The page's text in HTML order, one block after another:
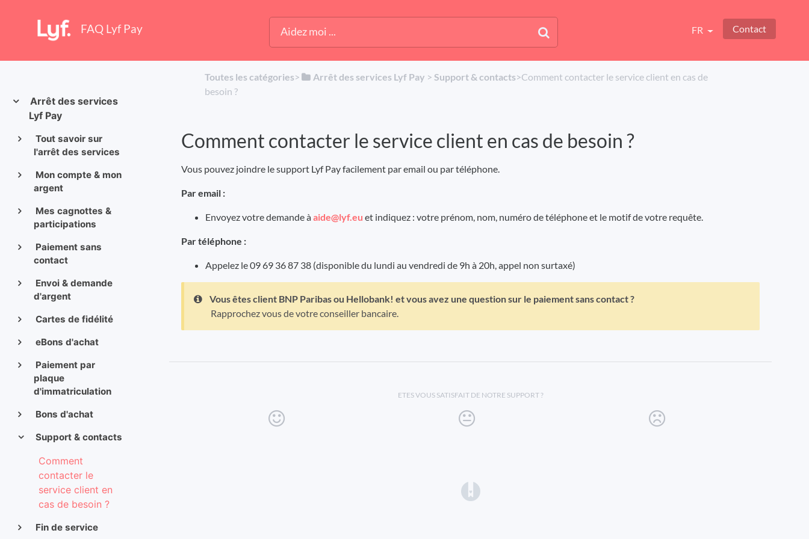
FAQ Lyf Pay FR Contact
Arrêt des services
Lyf Pay
Tout savoir sur
l'arrêt des services
Mon compte & mon
argent
Mes cagnottes &
participations
Paiement sans
contact
Envoi & demande
d'argent
Cartes de fidélité
eBons d'achat
Paiement par
plaque
d'immatriculation
Bons d'achat
Support & contacts
Comment
contacter le
service client en
cas de besoin ?
Fin de service
Toutes les catégories​>​ ​Arrêt des services Lyf Pay ​ > ​​Support & contacts​>​ Comment contacter le service client en cas de
besoin ?
Comment contacter le service client en cas de besoin ?
Vous pouvez joindre le support Lyf Pay facilement par email ou par téléphone.
Par email :
Envoyez votre demande àaide@lyf.eu et indiquez : votre prénom, nom, numéro de téléphone et le motif de votre requête.
Par téléphone :
Appelez le 09 69 36 87 38 (disponible du lundi au vendredi de 9h à 20h, appel non surtaxé)
Vous êtes client BNP Paribas ou Hellobank! et vous avez une question sur le paiement sans contact ?
Rapprochez vous de votre conseiller bancaire.
ETES VOUS SATISFAIT DE NOTRE SUPPORT ?
(opens in a new tab)